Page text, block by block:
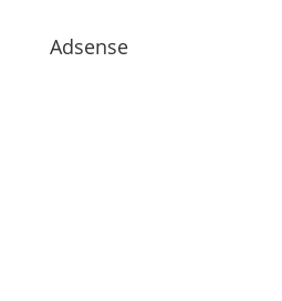
Adsense